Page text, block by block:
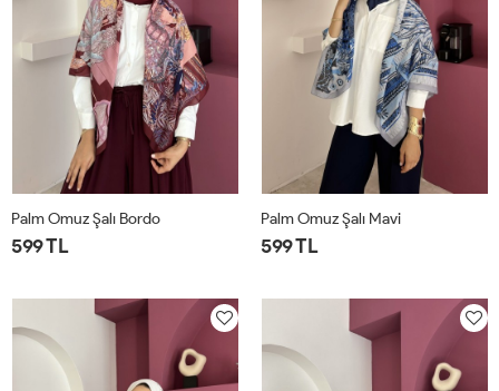
Palm Omuz Şalı Bordo
599 TL
Palm Omuz Şalı Mavi
599 TL